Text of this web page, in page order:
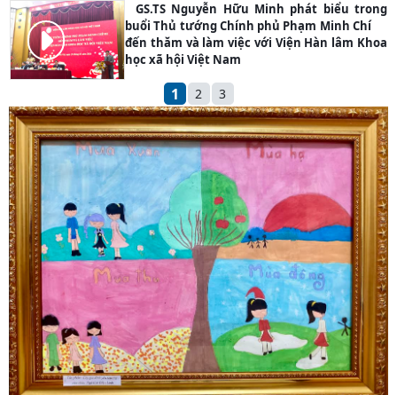
PHOTO
GS.TS Nguyễn Hữu Minh phát biểu trong
buổi Thủ tướng Chính phủ Phạm Minh Chính
đến thăm và làm việc với Viện Hàn lâm Khoa
học xã hội Việt Nam
1 2 3